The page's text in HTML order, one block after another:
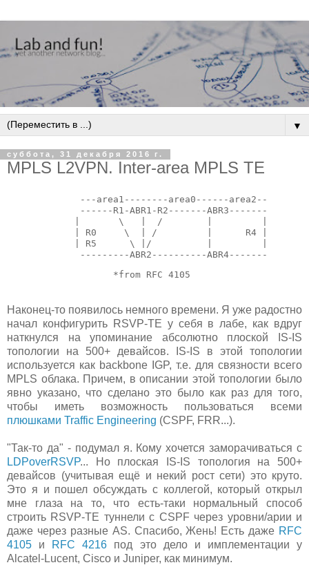
▼
суббота, 31 декабря 2016 г.
MPLS L2VPN. Inter-area MPLS TE
       ---area1--------area0------area2--
       ------R1-ABR1-R2-------ABR3-------
      |       \   |  /        |         |
      | R0     \  | /         |      R4 |
      | R5      \ |/          |         |
       ---------ABR2----------ABR4-------
*from RFC 4105
Наконец-то появилось немного времени. Я уже радостно
начал конфигурить RSVP-TE у себя в лабе, как вдруг
наткнулся на упоминание абсолютно плоской IS-IS
топологии на 500+ девайсов. IS-IS в этой топологии
используется как backbone IGP, т.е. для связности всего
MPLS облака. Причем, в описании этой топологии было
явно указано, что сделано это было как раз для того,
чтобы иметь возможность пользоваться всеми
плюшками Traffic Engineering (CSPF, FRR...).
"Так-то да" - подумал я. Кому хочется заморачиваться с
LDPoverRSVP... Но плоская IS-IS топология на 500+
девайсов (учитывая ещё и некий рост сети) это круто.
Это я и пошел обсуждать с коллегой, который открыл
мне глаза на то, что есть-таки нормальный способ
строить RSVP-TE туннели с CSPF через уровни/арии и
даже через разные AS. Спасибо, Жень! Есть даже RFC
4105 и RFC 4216 под это дело и имплементации у
Alcatel-Lucent, Cisco и Juniper, как минимум.